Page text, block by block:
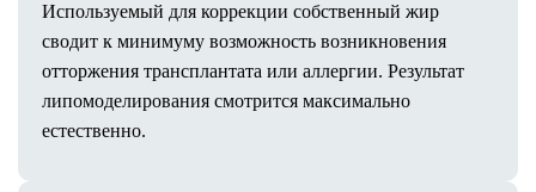
Используемый для коррекции собственный жир
сводит к минимуму возможность возникновения
отторжения трансплантата или аллергии. Результат
липомоделирования смотрится максимально
естественно.